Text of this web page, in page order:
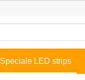
Speciale LED strips